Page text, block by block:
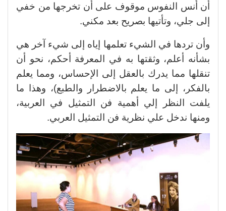
أن أُنس النفوس موقوف على أن تخرجها من خفي
إلى جلي، وتأتيها بصريح بعد مكني.
وأن تردها في الشيء تعلمها إياه إلى شيء آخر هي
بشأنه أعلم، وثقتها به في المعرفة أحكم، نحو أن
تنقلها مما يدرك بالعقل إلى الإحساس، ومما يعلم
بالفكر، إلى ما يعلم بالاضطرار والطبع)، وهذا ما
يلفت النظر إلي أهمية فن التمثيل في العربية،
ومنها ندخل علي نظرية فن التمثيل العربي.